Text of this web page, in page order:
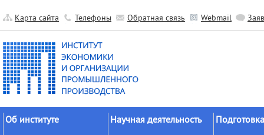
Карта сайта Телефоны Обратная связь Webmail
Об институте Научная деятельность